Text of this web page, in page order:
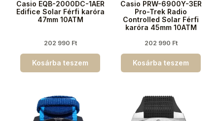
Casio EQB-2000DC-1AER
Edifice Solar Férfi karóra
47mm 10ATM
202 990 Ft
Kosárba teszem
Casio PRW-6900Y-3ER
Pro-Trek Radio
Controlled Solar Férfi
karóra 45mm 10ATM
202 990 Ft
Kosárba teszem